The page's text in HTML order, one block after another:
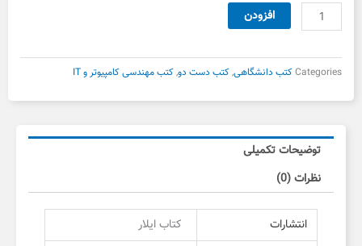
پایگاه
داده
دست
دوم
عدد
افزودن
Categoriesکتب دانشگاهی,کتب دست دو,کتب مهندسی کامپیوتر و IT
توضیحات تکمیلی
نظرات (0)
انتشارات
کتاب ایلار